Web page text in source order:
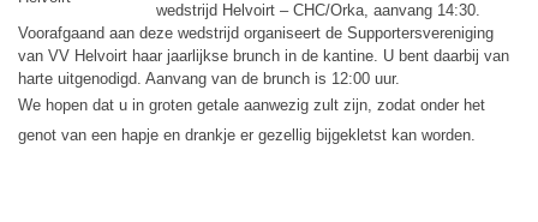
wedstrijd Helvoirt – CHC/Orka, aanvang 14:30.
Voorafgaand aan deze wedstrijd organiseert de Supportersvereniging
van VV Helvoirt haar jaarlijkse brunch in de kantine. U bent daarbij van
harte uitgenodigd. Aanvang van de brunch is 12:00 uur.
We hopen dat u in groten getale aanwezig zult zijn, zodat onder het
genot van een hapje en drankje er gezellig bijgekletst kan worden.